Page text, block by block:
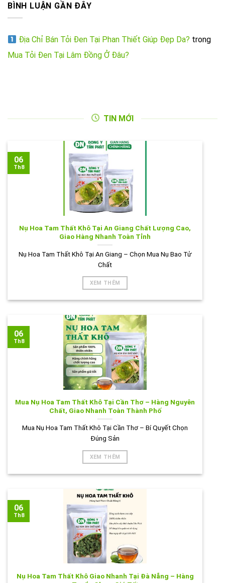
BÌNH LUẬN GẦN ĐÂY
Địa Chỉ Bán Tỏi Đen Tại Phan Thiết Giúp Đẹp Da? trong
Mua Tỏi Đen Tại Lâm Đồng Ở Đâu?
TIN MỚI
Nụ Hoa Tam Thất Khô Tại An Giang Chất Lượng Cao,
Giao Hàng Nhanh Toàn Tỉnh
Nụ Hoa Tam Thất Khô Tại An Giang – Chọn Mua Nụ Bao Tử
Chất
XEM THÊM
06
Th8
Mua Nụ Hoa Tam Thất Khô Tại Cần Thơ – Hàng Nguyên
Chất, Giao Nhanh Toàn Thành Phố
Mua Nụ Hoa Tam Thất Khô Tại Cần Thơ – Bí Quyết Chọn
Đúng Sản
XEM THÊM
06
Th8
Nụ Hoa Tam Thất Khô Giao Nhanh Tại Đà Nẵng – Hàng
06
Th8